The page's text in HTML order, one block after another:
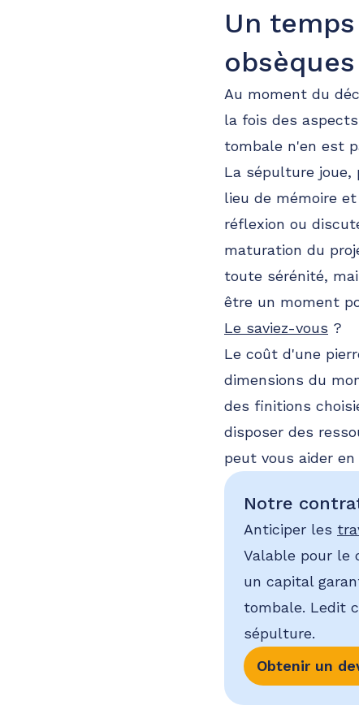
Un
obsèques
Au moment du
la fois des
tombale n'en est
La sépulture
lieu de mémoire
réflexion ou
maturation du
toute sérénité,
être un moment
Le saviez-vous ?
Le coût d'une
dimensions du
des finitions
disposer des
peut vous aider en
Notre
Anticiper les
Valable pour le
un capital
tombale. Ledit
sépulture.
Obtenir un